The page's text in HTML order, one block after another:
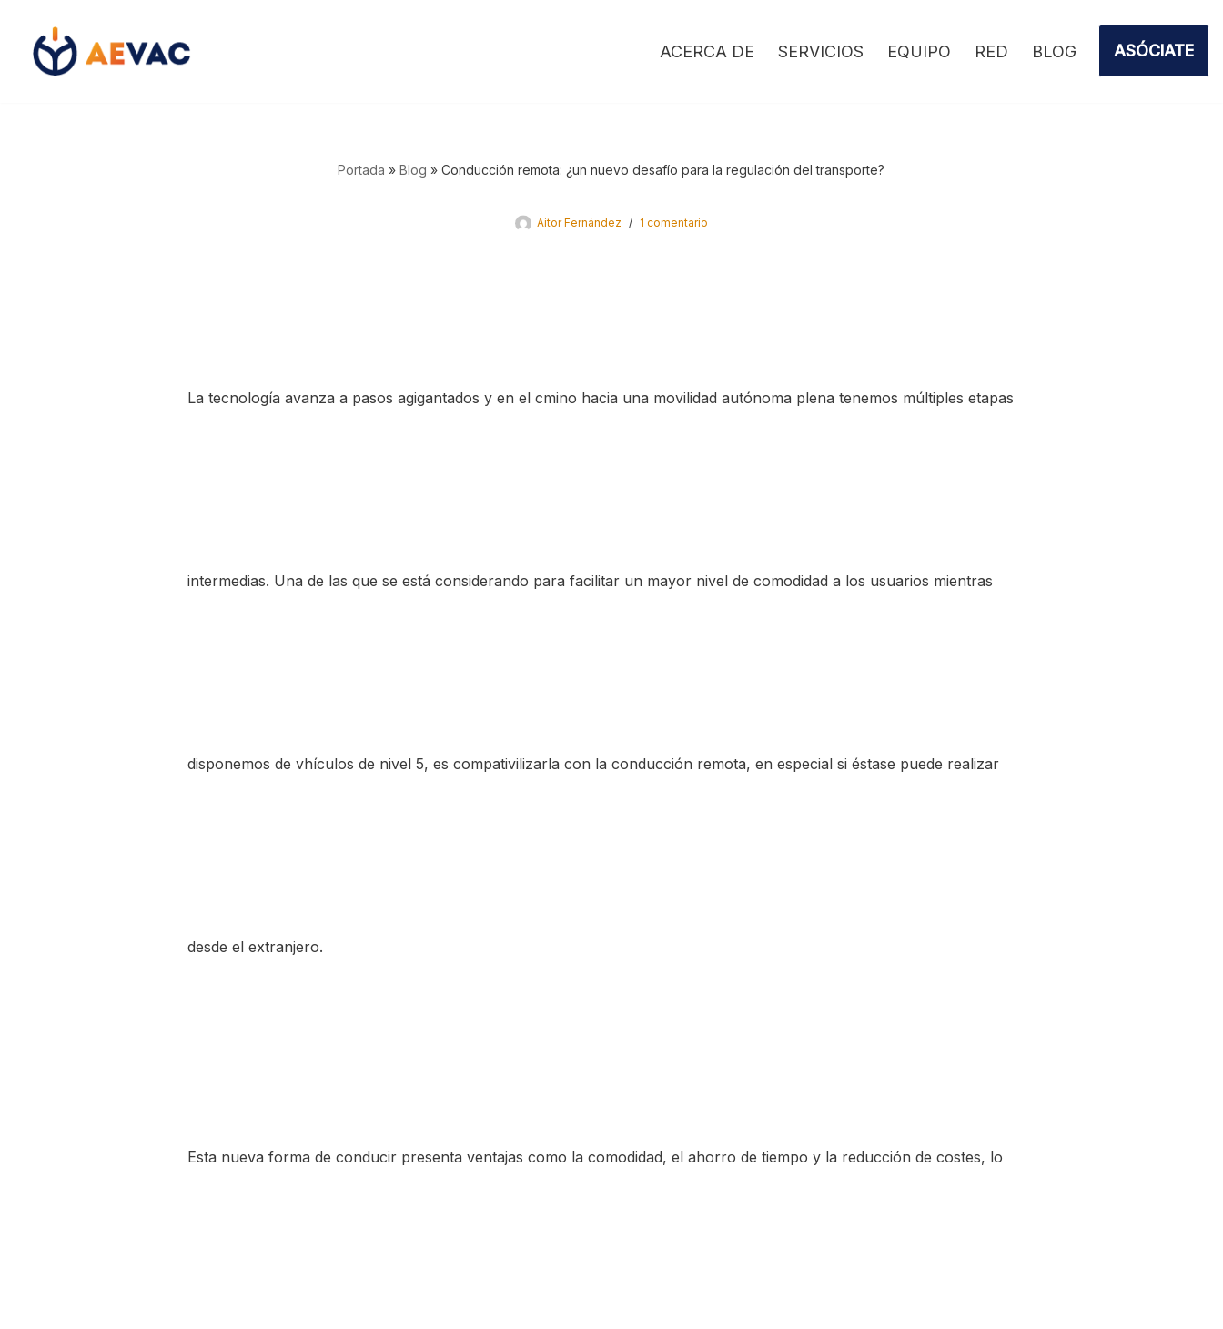
Saltar
ACERCA DE SERVICIOS EQUIPO RED BLOG ASÓCIATE
Portada »Blog »Conducción remota: ¿un nuevo desafío para la regulación del transporte?
Aitor Fernández 1 comentario
La tecnología avanza a pasos agigantados y en el cmino hacia una movilidad autónoma plena tenemos múltiples etapas
intermedias. Una de las que se está considerando para facilitar un mayor nivel de comodidad a los usuarios mientras
disponemos de vhículos de nivel 5, es compativilizarla con la conducción remota, en especial si éstase puede realizar
desde el extranjero.
Esta nueva forma de conducir presenta ventajas como la comodidad, el ahorro de tiempo y la reducción de costes, lo